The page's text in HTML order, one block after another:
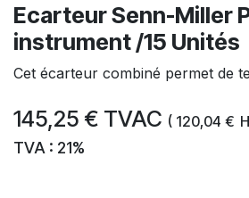
Ecarteur Senn-Miller
instrument /15 Unités
Cet écarteur combiné permet de
145,25 € TVAC ( 120,04 €
TVA : 21%